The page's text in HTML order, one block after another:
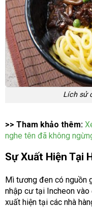
Lích sử
>> Tham khảo thêm:
nghe tên đã không
Sự Xuất Hiện Tại
Mì tương đen có nguồn
nhập cư tại Incheon vào
xuất hiện tại các nhà